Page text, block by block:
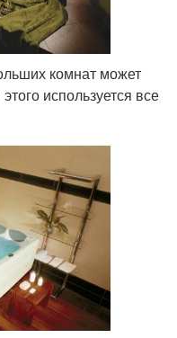
комнат может
используется все